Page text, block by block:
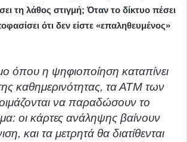
τη λάθος στιγμή; Όταν το δίκτυο πέσει
ότι δεν είστε «επαληθευμένος»
όπου η ψηφιοποίηση καταπίνει
καθημερινότητας, τα ΑΤΜ των
να παραδώσουν το
οι κάρτες ανάληψης βαίνουν
και τα μετρητά θα διατίθενται